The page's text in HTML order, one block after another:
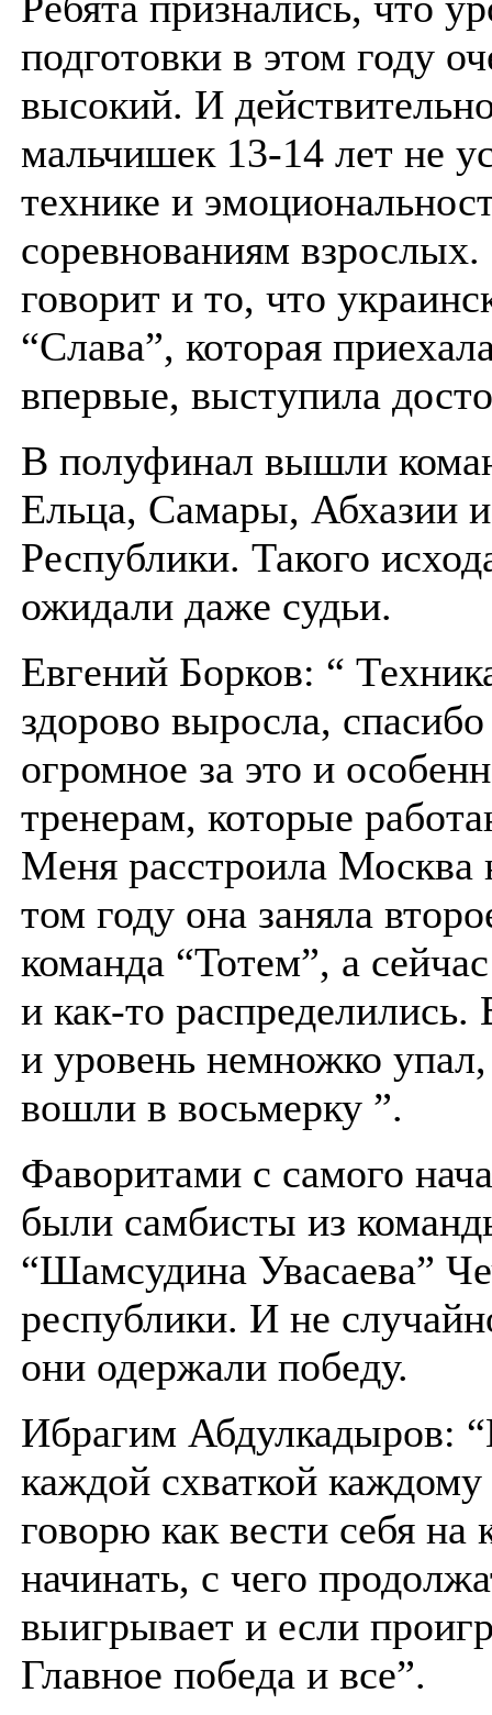
подготовки в этом году
высокий. И
мальчишек 13-14 лет не
технике и
соревнованиям
говорит и то, что
“Слава”, которая
впервые, выступила
В полуфинал вышли
Ельца, Самары, Абхазии
Республики. Такого
ожидали даже судьи.
Евгений Борков: “
здорово выросла,
огромное за это и
тренерам, которые
Меня расстроила Москва
том году она заняла
команда “Тотем”, а
и как-то
и уровень немножко упал,
вошли в восьмерку ”.
Фаворитами с самого
были самбисты из
“Шамсудина Увасаева”
республики. И не
они одержали победу.
Ибрагим Абдулкадыров:
каждой схваткой
говорю как вести себя на
начинать, с чего
выигрывает и если
Главное победа и все”.